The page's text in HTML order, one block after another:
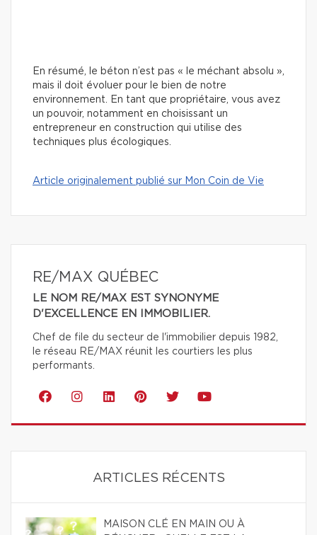
En résumé, le béton n’est pas « le méchant absolu »,
mais il doit évoluer pour le bien de notre
environnement. En tant que propriétaire, vous avez
un pouvoir, notamment en choisissant un
entrepreneur en construction qui utilise des
techniques plus écologiques.
Article originalement publié sur Mon Coin de Vie
RE/MAX QUÉBEC
LE NOM RE/MAX EST SYNONYME
D'EXCELLENCE EN IMMOBILIER.
Chef de file du secteur de l'immobilier depuis 1982,
le réseau RE/MAX réunit les courtiers les plus
performants.
ARTICLES RÉCENTS
MAISON CLÉ EN MAIN OU À